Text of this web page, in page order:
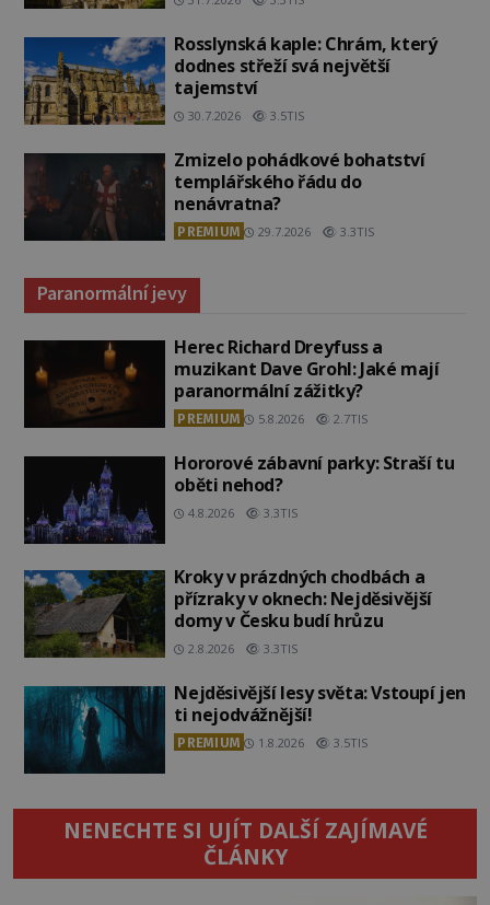
Rosslynská kaple: Chrám, který
dodnes střeží svá největší
tajemství
30.7.2026 3.5TIS
Zmizelo pohádkové bohatství
templářského řádu do
nenávratna?
PREMIUM 29.7.2026 3.3TIS
Paranormální jevy
Herec Richard Dreyfuss a
muzikant Dave Grohl: Jaké mají
paranormální zážitky?
PREMIUM 5.8.2026 2.7TIS
Hororové zábavní parky: Straší tu
oběti nehod?
4.8.2026 3.3TIS
Kroky v prázdných chodbách a
přízraky v oknech: Nejděsivější
domy v Česku budí hrůzu
2.8.2026 3.3TIS
Nejděsivější lesy světa: Vstoupí jen
ti nejodvážnější!
PREMIUM 1.8.2026 3.5TIS
NENECHTE SI UJÍT DALŠÍ ZAJÍMAVÉ
ČLÁNKY